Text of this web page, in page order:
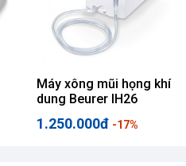
Máy xông mũi họng khí
dung Beurer IH26
1.250.000đ -17%